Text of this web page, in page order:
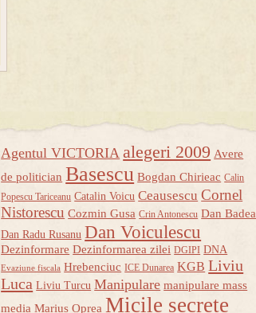
Agentul VICTORIA alegeri 2009 Avere
de politician Basescu Bogdan Chirieac Calin
Popescu Tariceanu Catalin Voicu Ceausescu Cornel
Nistorescu Cozmin Gusa Crin Antonescu Dan Badea
Dan Radu Rusanu Dan Voiculescu
Dezinformare Dezinformarea zilei DGIPI DNA
Evaziune fiscala Hrebenciuc ICE Dunarea KGB Liviu
Luca Liviu Turcu Manipulare manipulare mass
media Marius Oprea Micile secrete